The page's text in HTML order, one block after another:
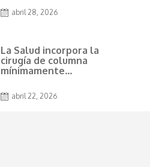
solución” Dra. García
Espert
abril 28, 2026
La Salud incorpora la
cirugía de columna
mínimamente
abril 22, 2026